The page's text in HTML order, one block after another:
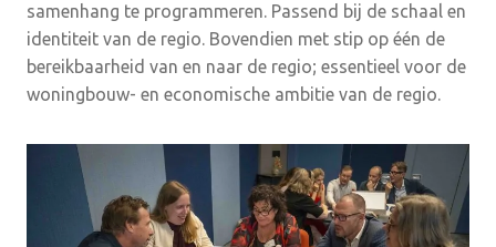
samenhang te programmeren. Passend bij de schaal en
identiteit van de regio. Bovendien met stip op één de
bereikbaarheid van en naar de regio; essentieel voor de
woningbouw- en economische ambitie van de regio.